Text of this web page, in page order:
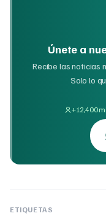
Únete a
Recibe las noticias
Solo lo
+12,400
ETIQUETAS